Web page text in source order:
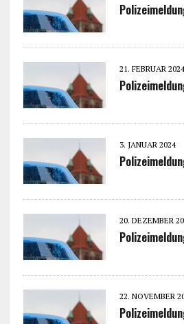
21. FEBRUAR 2024
3. JANUAR 2024
20. DEZEMBER
22. NOVEMBER